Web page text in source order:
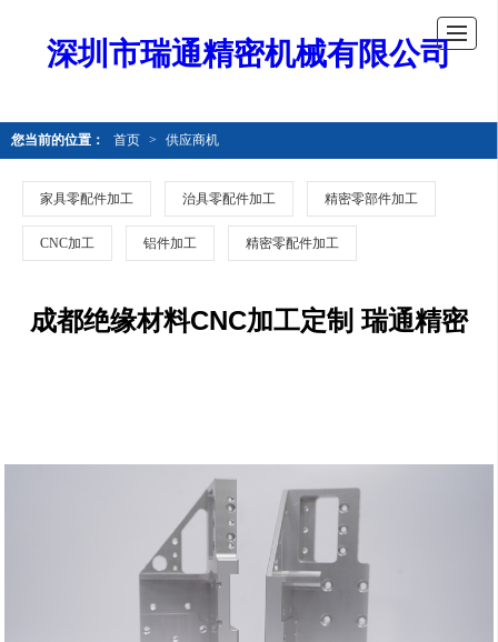
深圳市瑞通精密机械有限公司
您当前的位置： 首页 > 供应商机
家具零配件加工 治具零配件加工 精密零部件加工
CNC加工 铝件加工 精密零配件加工
成都绝缘材料CNC加工定制 瑞通精密